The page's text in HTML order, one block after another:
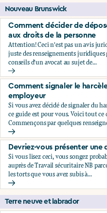
Nouveau Brunswick
Comment décider de
aux droits de la personne
Attention! Ceci n'est pas un avis
juste des renseignements
conseils d'un avocat au sujet de...
Comment décider de
Comment signaler le
employeur
Si vous avez décidé de signaler du
ce guide est pour vous. Voici tout ce
Commençons par quelques
Comment signaler le
Devriez-vous présenter
Si vous lisez ceci, vous songez
auprès de Travail sécuritaire NB
les torts que vous avez subis à...
Devriez-vous présenter
Terre neuve et labrador